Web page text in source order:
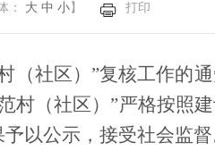
： 大 中 小】 打印
（社区）”复核工作的
村（社区）”严格按照
以公示，接受社会监督